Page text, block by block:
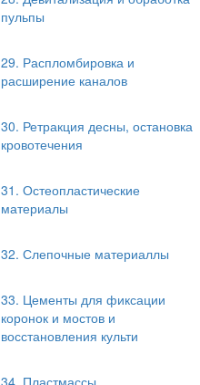
пульпы
29. Распломбировка и
расширение каналов
30. Ретракция десны, остановка
кровотечения
31. Остеопластические
материалы
32. Слепочные материаллы
33. Цементы для фиксации
коронок и мостов и
восстановления культи
34. Пластмассы